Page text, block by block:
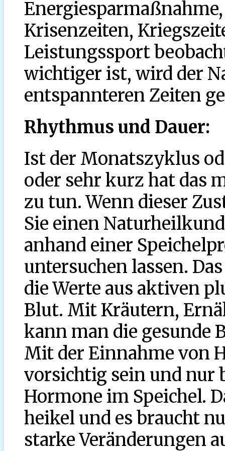
Krisenzeiten,
Leistungssport
wichtiger ist, wird der
entspannteren Zeiten
Rhythmus und Dauer:
Ist der Monatszyklus
oder sehr kurz hat das
zu tun. Wenn dieser
Sie einen
anhand einer
untersuchen lassen.
die Werte aus aktiven
Blut. Mit Kräutern,
kann man die gesunde
Mit der Einnahme von
vorsichtig sein und nur
Hormone im Speichel.
heikel und es braucht
starke Veränderungen